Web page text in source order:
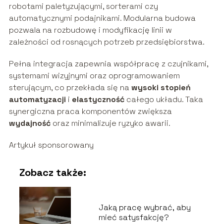
robotami paletyzującymi, sorterami czy
automatycznymi podajnikami. Modularna budowa
pozwala na rozbudowę i modyfikację linii w
zależności od rosnących potrzeb przedsiębiorstwa.
Pełna integracja zapewnia współpracę z czujnikami,
systemami wizyjnymi oraz oprogramowaniem
sterującym, co przekłada się nawysoki stopień
automatyzacji i elastycznośćcałego układu. Taka
synergiczna praca komponentów zwiększa
wydajnośćoraz minimalizuje ryzyko awarii.
Artykuł sponsorowany
Zobacz także:
Jaką pracę wybrać, aby
mieć satysfakcję?